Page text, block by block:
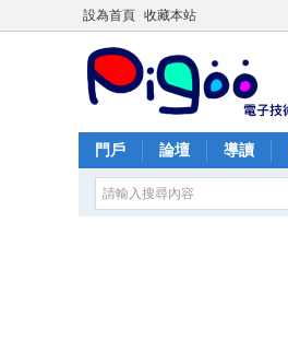
設為首頁 收藏本站
門戶 論壇 導讀